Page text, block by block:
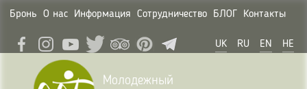
Бронь О нас Информация Сотрудничество БЛОГ Контакты
UK RU EN HE
Молодежный